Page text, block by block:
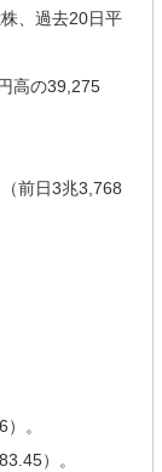
、過去20日平
高の39,275
前日3兆3,768
。
）。